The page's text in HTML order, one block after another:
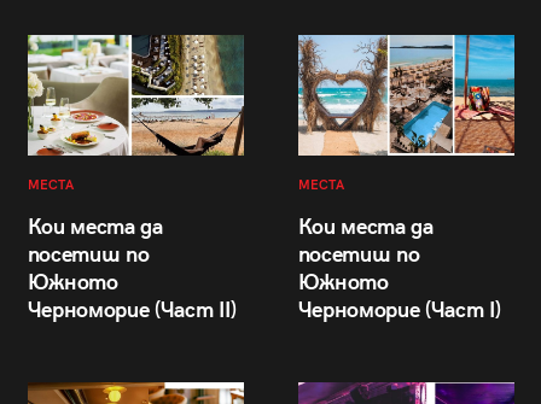
МЕСТА
Кои места да
посетиш по
Южното
Черноморие (Част II)
МЕСТА
Кои места да
посетиш по
Южното
Черноморие (Част I)